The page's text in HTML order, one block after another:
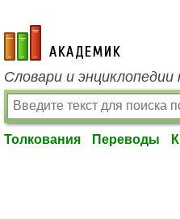
academic.ru
Словари и энциклопедии
Толкования Переводы